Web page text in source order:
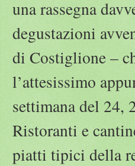
una rassegna
degustazioni
di Costiglione –
l’attesissimo
settimana del 24,
Ristoranti e
piatti tipici della